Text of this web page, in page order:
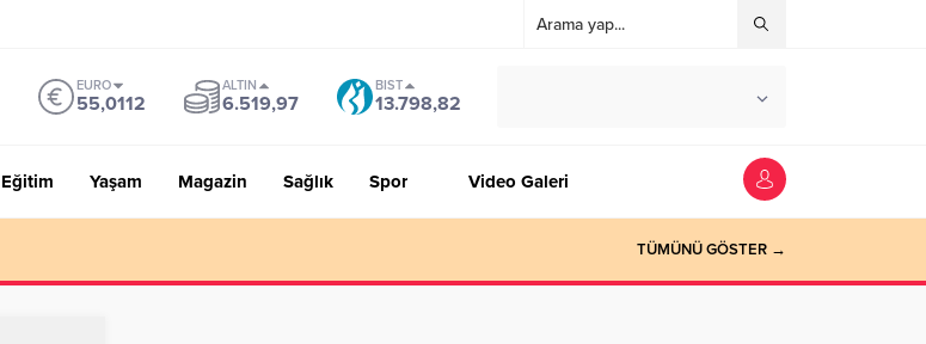
EURO
55,0112
ALTIN
6.519,97
BIST
13.798,82
Eğitim Yaşam Magazin Sağlık Spor Video Galeri
TÜMÜNÜ GÖSTER →